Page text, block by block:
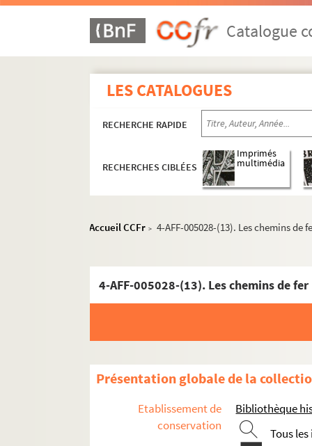
Catalogue
LES CATALOGUES
RECHERCHE RAPIDE
RECHERCHES CIBLÉES
Imprimés
multimédia
Accueil CCFr > 4-AFF-005028-(13). Les chemins de
4-AFF-005028-(13). Les chemins de fer
Présentation globale de la
Etablissement de
conservation
Bibliothèque
Tous
L'Etoile du Nord
Le Funambule
Historial de Montmartre
Lavoir moderne parisien
Manufacture des Abbesses
Moulin de la Galette
Sudden théâtre
Théâtre de l'Atelier
Direction André Barsacq
Spectacles
4-AFF-005028-(01). Adolphe
4-AFF-005028-(02). L'aide-